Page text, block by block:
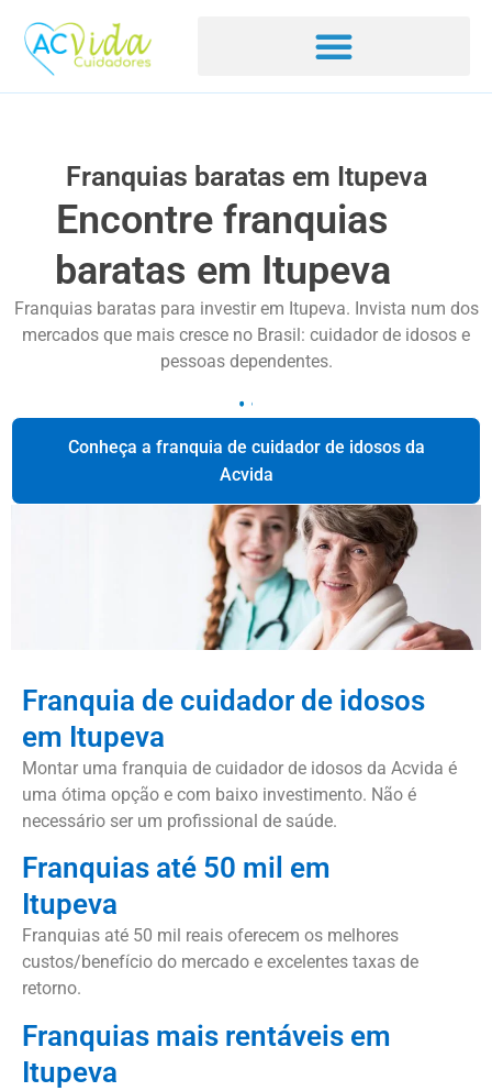
Franquias baratas em Itupeva
Encontre franquias
baratas em Itupeva
Franquias baratas para investir em Itupeva. Invista num dos
mercados que mais cresce no Brasil: cuidador de idosos e
pessoas dependentes.
Conheça a franquia de cuidador de idosos da
Acvida
Franquia de cuidador de idosos
em Itupeva
Montar uma franquia de cuidador de idosos da Acvida é
uma ótima opção e com baixo investimento. Não é
necessário ser um profissional de saúde.
Franquias até 50 mil em
Itupeva
Franquias até 50 mil reais oferecem os melhores
custos/benefício do mercado e excelentes taxas de
retorno.
Franquias mais rentáveis em
Itupeva